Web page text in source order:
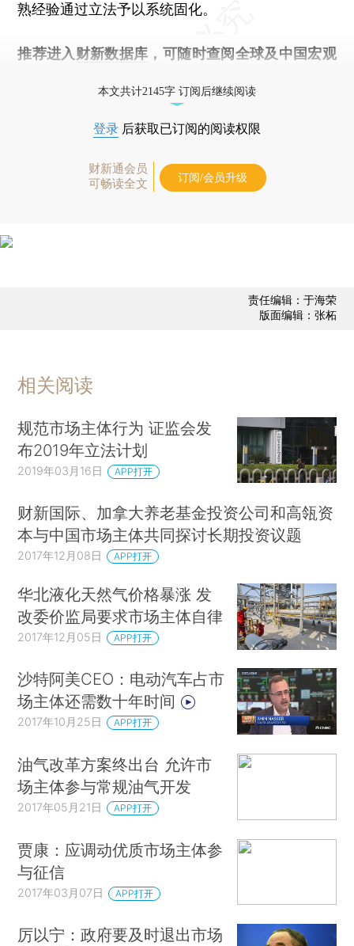
熟经验通过立法予以系统固化。
推荐进入 财新数据库 ，可随时查阅全球及中国宏观
本文共计2145字 订阅后继续阅读
登录 后获取已订阅的阅读权限
财新通会员
可畅读全文
订阅/会员升级
责任编辑：于海荣
版面编辑：张柘
相关阅读
规范市场主体行为 证监会发
布2019年立法计划
2019年03月16日 APP打开
财新国际、加拿大养老基金投资公司和高瓴资
本与中国市场主体共同探讨长期投资议题
2017年12月08日 APP打开
华北液化天然气价格暴涨 发
改委价监局要求市场主体自律
2017年12月05日 APP打开
沙特阿美CEO：电动汽车占市
场主体还需数十年时间
2017年10月25日 APP打开
油气改革方案终出台 允许市
场主体参与常规油气开发
2017年05月21日 APP打开
贾康：应调动优质市场主体参
与征信
2017年03月07日 APP打开
厉以宁：政府要及时退出市场